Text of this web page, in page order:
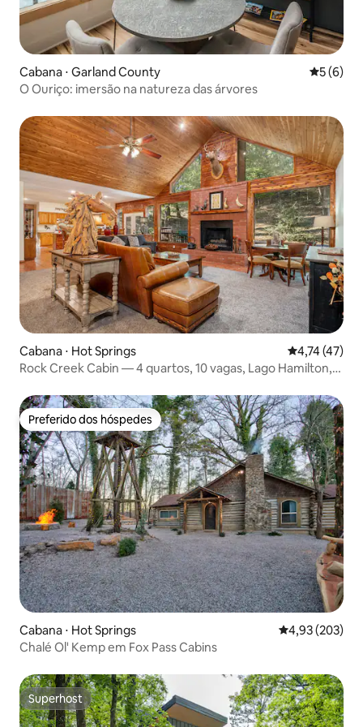
Cabana ⋅ Garland County 5 de
5 (6)
O Ouriço: imersão na natureza das árvores
Cabana ⋅ Hot Springs 4,74 de uma
4,74 (47)
Rock Creek Cabin — 4 quartos, 10 vagas, Lago Hamilton,
Preferido dos hóspedes
Preferido dos hóspedes
Cabana ⋅ Hot Springs 4,93 de uma
4,93 (203)
Chalé Ol' Kemp em Fox Pass Cabins
Superhost
Superhost